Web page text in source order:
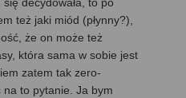
też jaki miód (płynny?),
że on może też
która sama w sobie jest
zatem tak zero-
to pytanie. Ja bym